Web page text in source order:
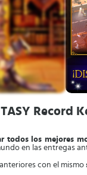
Record
todos los mejores
en las entregas
con el mismo